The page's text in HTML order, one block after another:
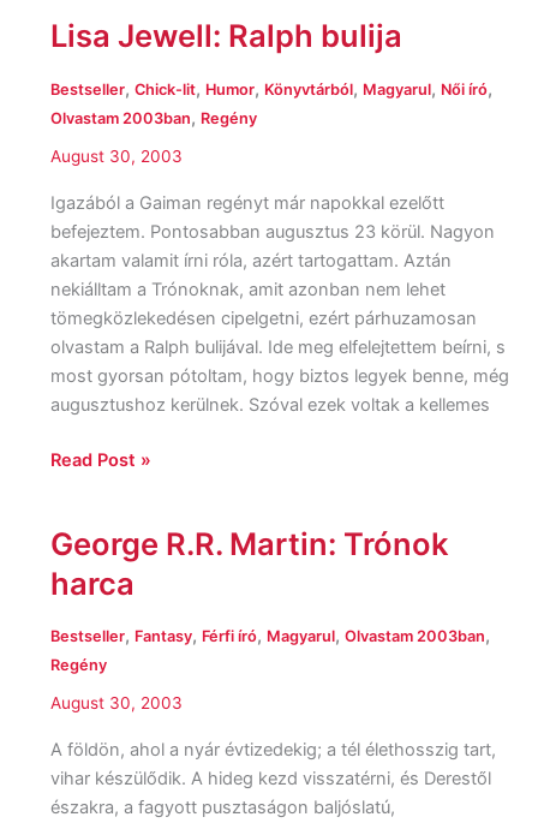
Lisa Jewell: Ralph bulija
Bestseller, Chick-lit, Humor, Könyvtárból, Magyarul, Női író,
Olvastam 2003ban, Regény
August 30, 2003
Igazából a Gaiman regényt már napokkal ezelőtt
befejeztem. Pontosabban augusztus 23 körül. Nagyon
akartam valamit írni róla, azért tartogattam. Aztán
nekiálltam a Trónoknak, amit azonban nem lehet
tömegközlekedésen cipelgetni, ezért párhuzamosan
olvastam a Ralph bulijával. Ide meg elfelejtettem beírni, s
most gyorsan pótoltam, hogy biztos legyek benne, még
augusztushoz kerülnek. Szóval ezek voltak a kellemes
Lisa
Ralph
bulija
Read Post »
George R.R. Martin: Trónok
harca
Bestseller, Fantasy, Férfi író, Magyarul, Olvastam 2003ban,
Regény
August 30, 2003
A földön, ahol a nyár évtizedekig; a tél élethosszig tart,
vihar készülődik. A hideg kezd visszatérni, és Derestől
északra, a fagyott pusztaságon baljóslatú,
George
Martin: